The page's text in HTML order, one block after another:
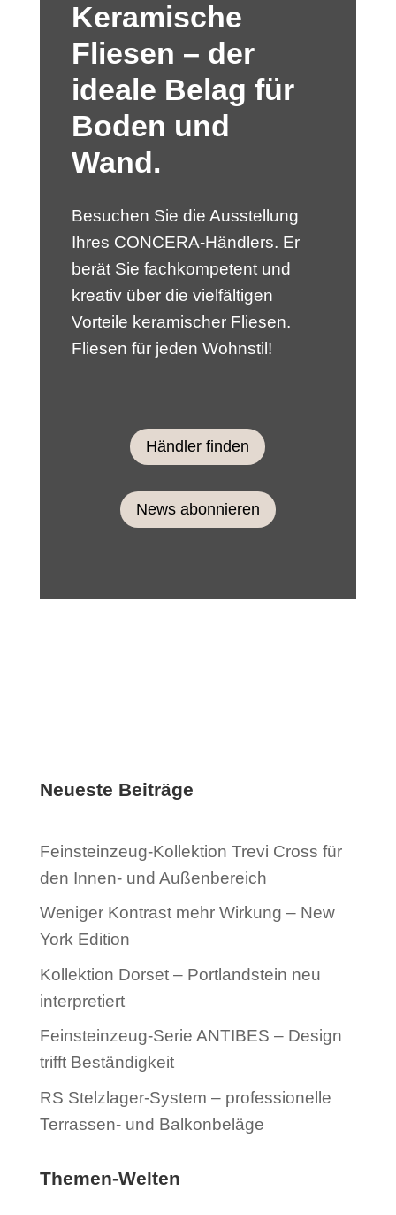
Keramische
Fliesen – der
ideale Belag für
Boden und
Wand.
Besuchen Sie die Ausstellung
Ihres CONCERA-Händlers. Er
berät Sie fachkompetent und
kreativ über die vielfältigen
Vorteile keramischer Fliesen.
Fliesen für jeden Wohnstil!
Händler finden
News abonnieren
Neueste Beiträge
Feinsteinzeug-Kollektion Trevi Cross für
den Innen- und Außenbereich
Weniger Kontrast mehr Wirkung – New
York Edition
Kollektion Dorset – Portlandstein neu
interpretiert
Feinsteinzeug-Serie ANTIBES – Design
trifft Beständigkeit
RS Stelzlager-System – professionelle
Terrassen- und Balkonbeläge
Themen-Welten